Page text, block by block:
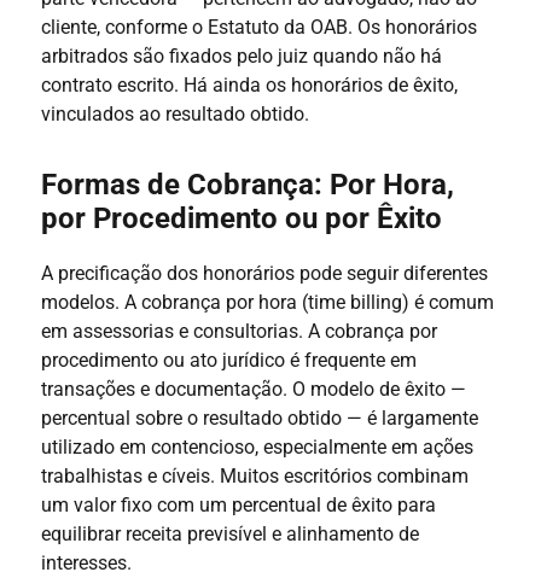
cliente, conforme o Estatuto da OAB. Os honorários
arbitrados são fixados pelo juiz quando não há
contrato escrito. Há ainda os honorários de êxito,
vinculados ao resultado obtido.
Formas de Cobrança: Por Hora,
por Procedimento ou por Êxito
A precificação dos honorários pode seguir diferentes
modelos. A cobrança por hora (time billing) é comum
em assessorias e consultorias. A cobrança por
procedimento ou ato jurídico é frequente em
transações e documentação. O modelo de êxito —
percentual sobre o resultado obtido — é largamente
utilizado em contencioso, especialmente em ações
trabalhistas e cíveis. Muitos escritórios combinam
um valor fixo com um percentual de êxito para
equilibrar receita previsível e alinhamento de
interesses.